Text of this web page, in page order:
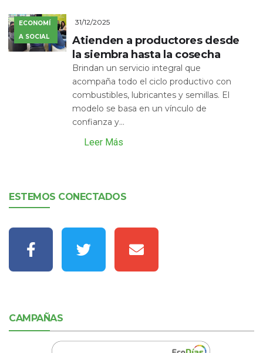
ECONOMÍ
A SOCIAL
31/12/2025
Atienden a productores desde
la siembra hasta la cosecha
Brindan un servicio integral que
acompaña todo el ciclo productivo con
combustibles, lubricantes y semillas. El
modelo se basa en un vínculo de
confianza y...
Leer Más
ESTEMOS CONECTADOS
CAMPAÑAS